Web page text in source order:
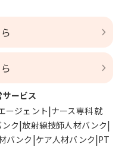
ービス
ージェント ナース専科 就
ク 放射線技師人材バンク
バンク ケア人材バンク PT